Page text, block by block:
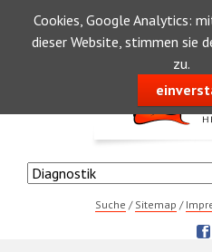
überspringen
Navigation
Navigation
Suche Sitemap
Cookies, Google Analytics:
dieser Website, stimmen sie
zu.